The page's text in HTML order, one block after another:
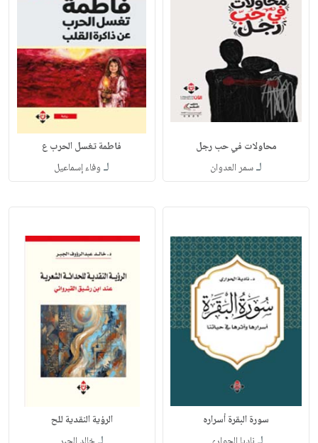
محاولات في حب رجل
لـسمر العدوان
فاطمة تغسل الحرب ع
لـ وفاء إسماعيل
سورة البقرة أسراره الرؤية النقدية للح